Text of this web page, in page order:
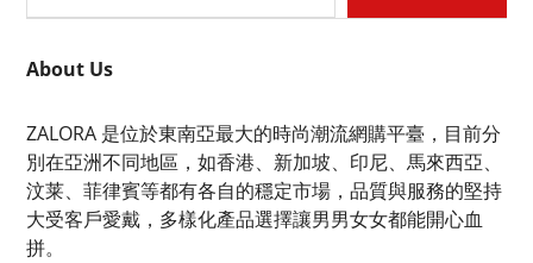
About Us
ZALORA 是位於東南亞最大的時尚潮流網購平臺，目前分
別在亞洲不同地區，如香港、新加坡、印尼、馬來西亞、
汶莱、菲律賓等都有各自的穩定市場，品質與服務的堅持
大受客戶愛戴，多樣化產品選擇讓男男女女都能開心血
拼。